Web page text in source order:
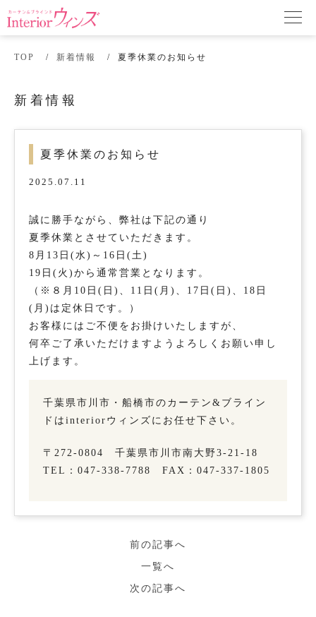
TOP 新着情報 夏季休業のお知らせ
新着情報
夏季休業のお知らせ
2025.07.11
誠に勝手ながら、弊社は下記の通り
夏季休業とさせていただきます。
8月13日(水)～16日(土)
19日(火)から通常営業となります。
（※８月10日(日)、11日(月)、17日(日)、18日
(月)は定休日です。）
お客様にはご不便をお掛けいたしますが、
何卒ご了承いただけますようよろしくお願い申し
上げます。
千葉県市川市・船橋市のカーテン&ブライン
ドはinteriorウィンズにお任せ下さい。
〒272-0804 千葉県市川市南大野3-21-18
TEL：047-338-7788 FAX：047-337-1805
前の記事へ
一覧へ
次の記事へ